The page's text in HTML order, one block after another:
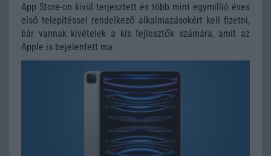
App Store-on kívül terjesztett és több mint egymillió éves
első telepítéssel rendelkező alkalmazásokért kell fizetni,
bár vannak kivételek a kis fejlesztők számára, amit az
Apple is bejelentett ma.